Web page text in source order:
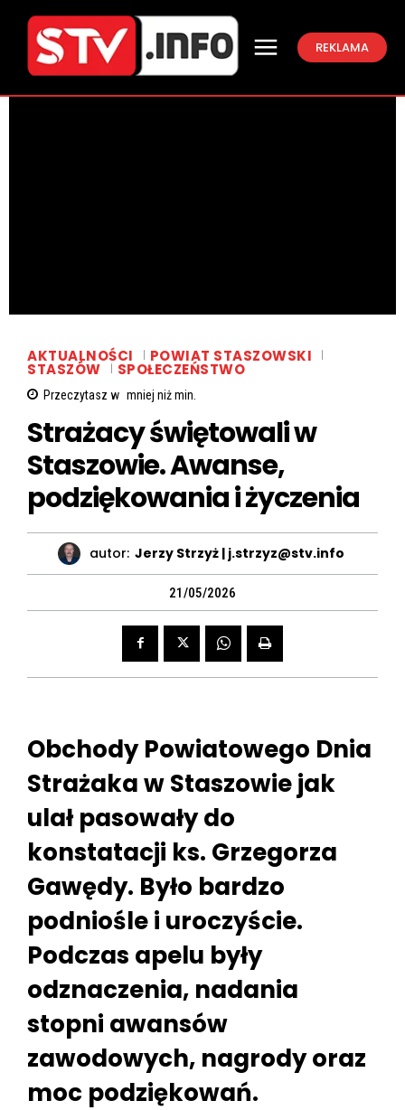
REKLAMA
AKTUALNOŚCI POWIAT STASZOWSKI
STASZÓW SPOŁECZEŃSTWO
Przeczytasz w mniej niżmin.
Strażacy świętowali w
Staszowie. Awanse,
podziękowania i życzenia
autor: Jerzy Strzyż | j.strzyz@stv.info
21/05/2026
Obchody Powiatowego Dnia
Strażaka w Staszowie jak
ulał pasowały do
konstatacji ks. Grzegorza
Gawędy. Było bardzo
podniośle i uroczyście.
Podczas apelu były
odznaczenia, nadania
stopni awansów
zawodowych, nagrody oraz
moc podziękowań.